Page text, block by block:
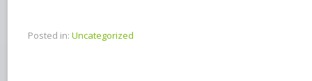
Posted in: Uncategorized